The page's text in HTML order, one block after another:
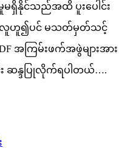
မရှိနိုင်သည်အထိ ပူးပေါင်း
း လူဟူ၍ပင် မသတ်မှတ်သင့်
အကြမ်းဖက်အဖွဲများအား
း ဆန္ဒပြုလိုက်ရပါတယ်….